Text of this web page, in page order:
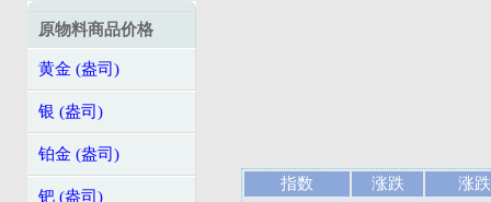
原物料商品价格
黄金 (盎司)
银 (盎司)
铂金 (盎司)
钯 (盎司)
指数 涨跌
涨